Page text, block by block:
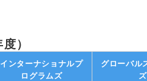
）
インターナショナルプ
ログラムズ
グローバル
ズ